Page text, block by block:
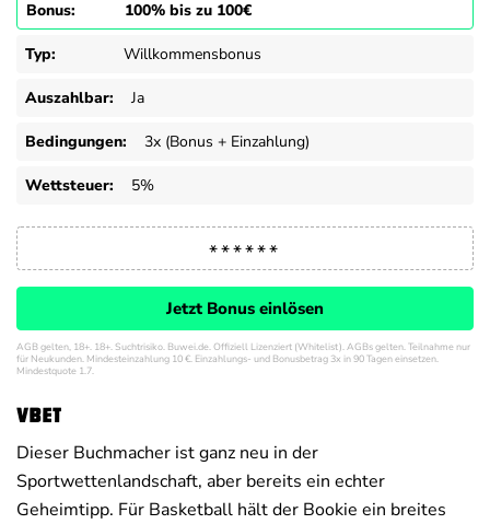
Bonus: 100% bis zu 100€
Typ: Willkommensbonus
Auszahlbar: Ja
Bedingungen: 3x (Bonus + Einzahlung)
Wettsteuer: 5%
Jetzt Bonus einlösen
AGB gelten, 18+. 18+. Suchtrisiko. Buwei.de. Offiziell Lizenziert (Whitelist). AGBs gelten. Teilnahme nur
für Neukunden. Mindesteinzahlung 10 €. Einzahlungs- und Bonusbetrag 3x in 90 Tagen einsetzen.
Mindestquote 1.7.
Vbet
Dieser Buchmacher ist ganz neu in der
Sportwettenlandschaft, aber bereits ein echter
Geheimtipp. Für Basketball hält der Bookie ein breites